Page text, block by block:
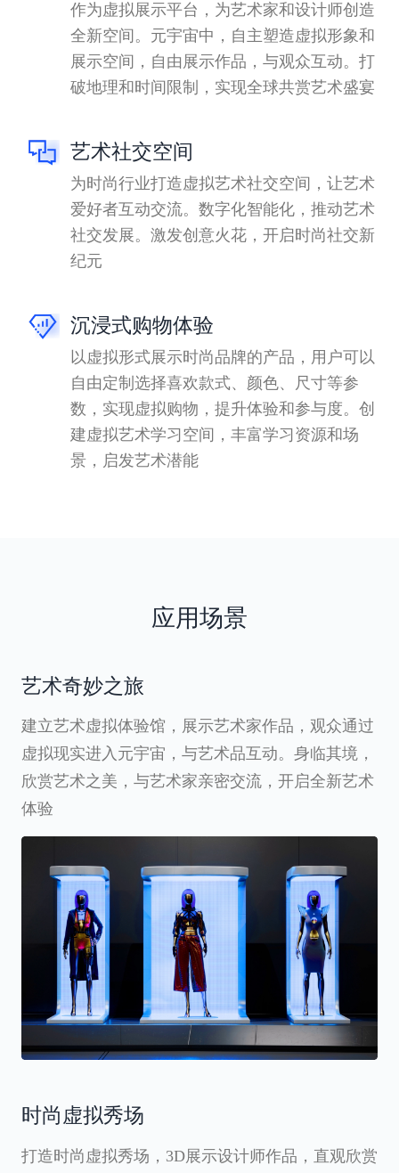
作为虚拟展示平台，为艺术家和设计师创造
全新空间。元宇宙中，自主塑造虚拟形象和
展示空间，自由展示作品，与观众互动。打
破地理和时间限制，实现全球共赏艺术盛宴
艺术社交空间
为时尚行业打造虚拟艺术社交空间，让艺术
爱好者互动交流。数字化智能化，推动艺术
社交发展。激发创意火花，开启时尚社交新
纪元
沉浸式购物体验
以虚拟形式展示时尚品牌的产品，用户可以
自由定制选择喜欢款式、颜色、尺寸等参
数，实现虚拟购物，提升体验和参与度。创
建虚拟艺术学习空间，丰富学习资源和场
景，启发艺术潜能
应用场景
艺术奇妙之旅
建立艺术虚拟体验馆，展示艺术家作品，观众通过
虚拟现实进入元宇宙，与艺术品互动。身临其境，
欣赏艺术之美，与艺术家亲密交流，开启全新艺术
体验
时尚虚拟秀场
打造时尚虚拟秀场，3D展示设计师作品，直观欣赏